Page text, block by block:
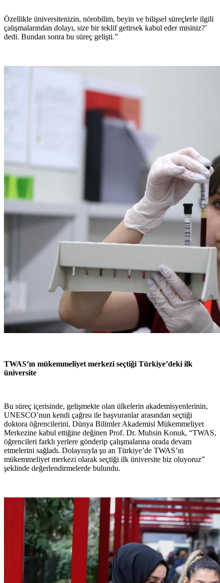
Özellikle üniversitenizin, nörobilim, beyin ve bilişsel süreçlerle ilgili
çalışmalarından dolayı, size bir teklif getirsek kabul eder misiniz?’
dedi. Bundan sonra bu süreç gelişti.”
TWAS’ın mükemmeliyet merkezi seçtiği Türkiye’deki ilk
üniversite
Bu süreç içerisinde, gelişmekte olan ülkelerin akademisyenlerinin,
UNESCO’nun kendi çağrısı ile başvuranlar arasından seçtiği
doktora öğrencilerini, Dünya Bilimler Akademisi Mükemmeliyet
Merkezine kabul ettiğine değinen Prof. Dr. Muhsin Konuk, “TWAS,
öğrencileri farklı yerlere gönderip çalışmalarına orada devam
etmelerini sağladı. Dolayısıyla şu an Türkiye’de TWAS’ın
mükemmeliyet merkezi olarak seçtiği ilk üniversite biz oluyoruz”
şeklinde değerlendirmelerde bulundu.